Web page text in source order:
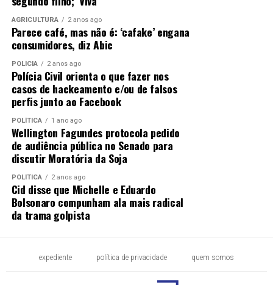
AGRICULTURA 2 anos ago
Parece café, mas não é: ‘cafake’ engana
consumidores, diz Abic
POLÍCIA 2 anos ago
Polícia Civil orienta o que fazer nos
casos de hackeamento e/ou de falsos
perfis junto ao Facebook
POLÍTICA 1 ano ago
Wellington Fagundes protocola pedido
de audiência pública no Senado para
discutir Moratória da Soja
POLÍTICA 2 anos ago
Cid disse que Michelle e Eduardo
Bolsonaro compunham ala mais radical
da trama golpista
expediente política de privacidade quem somos